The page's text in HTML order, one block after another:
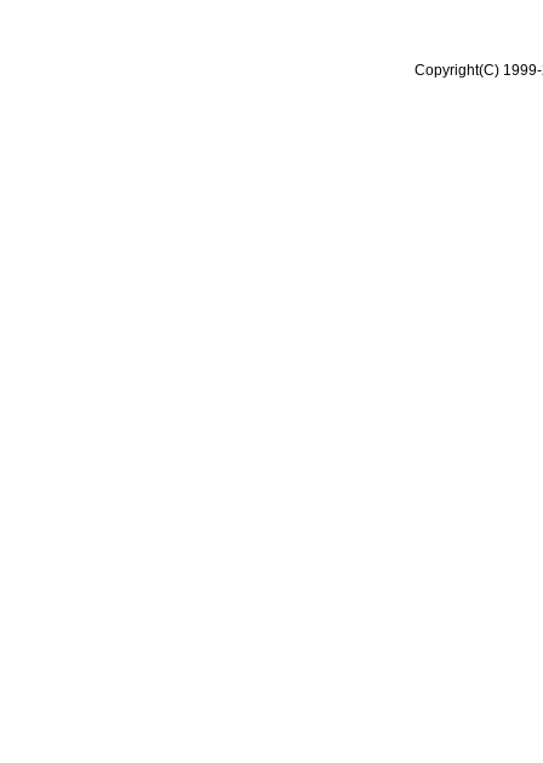
Copyright(C)